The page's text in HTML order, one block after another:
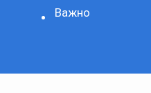
Важно